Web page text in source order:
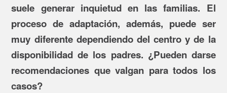
suele generar inquietud en las familias. El
proceso de adaptación, además, puede ser
muy diferente dependiendo del centro y de la
disponibilidad de los padres. ¿Pueden darse
recomendaciones que valgan para todos los
casos?